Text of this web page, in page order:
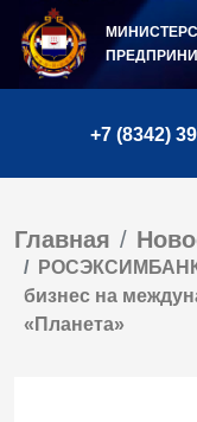
+7 (8342)
Главная
бизнес на
«Планета»